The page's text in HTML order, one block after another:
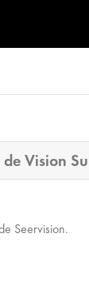
Vision
Seervision.